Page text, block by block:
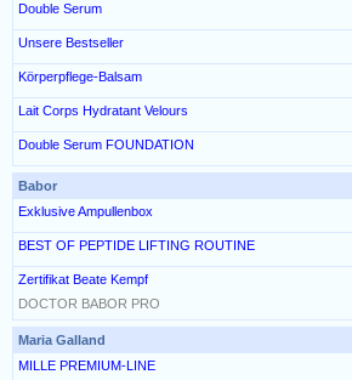
Double Serum
Unsere Bestseller
Körperpflege-Balsam
Lait Corps Hydratant Velours
Double Serum FOUNDATION
Babor
Exklusive Ampullenbox
BEST OF PEPTIDE LIFTING ROUTINE
Zertifikat Beate Kempf
DOCTOR BABOR PRO
Maria Galland
MILLE PREMIUM-LINE